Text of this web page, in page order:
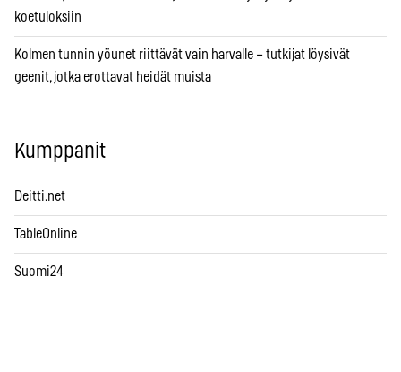
koetuloksiin
Kolmen tunnin yöunet riittävät vain harvalle – tutkijat löysivät
geenit, jotka erottavat heidät muista
Kumppanit
Deitti.net
TableOnline
Suomi24